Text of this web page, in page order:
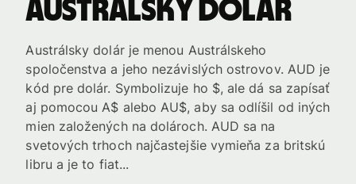
Austrálsky dolár
Austrálsky dolár je menou Austrálskeho
spoločenstva a jeho nezávislých ostrovov. AUD je
kód pre dolár. Symbolizuje ho $, ale dá sa zapísať
aj pomocou A$ alebo AU$, aby sa odlíšil od iných
mien založených na dolároch. AUD sa na
svetových trhoch najčastejšie vymieňa za britskú
libru a je to fiat...